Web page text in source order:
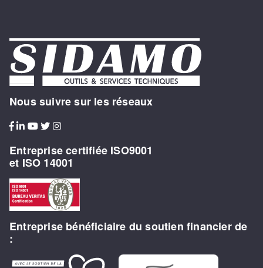
Nous suivre sur les réseaux
Entreprise certifiée ISO9001
et ISO 14001
Entreprise bénéficiaire du soutien financier de
: